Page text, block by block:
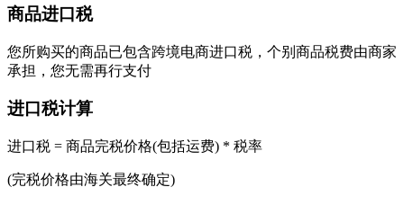
商品进口税
您所购买的商品已包含跨境电商进口税，个别商品税费由商家
承担，您无需再行支付
进口税计算
进口税 = 商品完税价格(包括运费) * 税率
(完税价格由海关最终确定)